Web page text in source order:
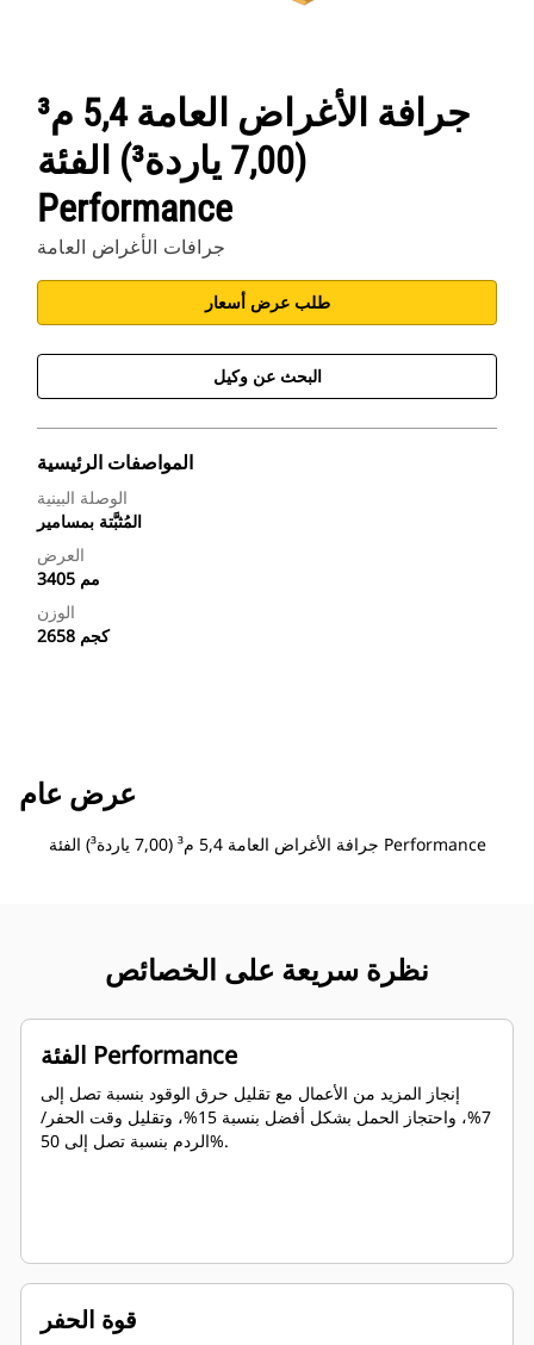
جرافة الأغراض العامة 5,4 م³
(7,00 ياردة³) الفئة
Performance
جرافات الأغراض العامة
طلب عرض أسعار
البحث عن وكيل
المواصفات الرئيسية
الوصلة البينية
المُثبَّتة بمسامير
العرض
3405 مم
الوزن
2658 كجم
عرض عام
جرافة الأغراض العامة 5,4 م³ (7,00 ياردة³) الفئة Performance
نظرة سريعة على الخصائص
الفئة Performance
إنجاز المزيد من الأعمال مع تقليل حرق الوقود بنسبة تصل إلى
7%، واحتجاز الحمل بشكل أفضل بنسبة 15%، وتقليل وقت الحفر/
الردم بنسبة تصل إلى 50%.
قوة الحفر